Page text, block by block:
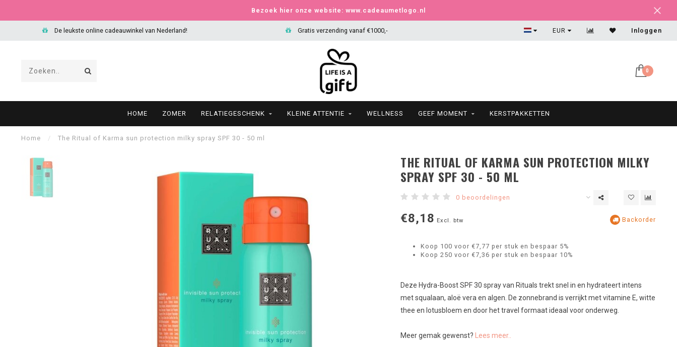
Bezoek hier onze website: www.cadeaumetlogo.nl
De leukste online cadeauwinkel van Nederland! Gratis verzending vanaf €1000,- Altijd een feestje om uit te pakken!
EUR Inloggen
0
HOME ZOMER RELATIEGESCHENK KLEINE ATTENTIE WELLNESS GEEF MOMENT KERSTPAKKETTEN
Home / The Ritual of Karma sun protection milky spray SPF 30 - 50 ml
THE RITUAL OF KARMA SUN PROTECTION MILKY
SPRAY SPF 30 - 50 ML
0 beoordelingen
€8,18 Excl. btw Backorder
Koop 100 voor €7,77 per stuk en bespaar 5%
Koop 250 voor €7,36 per stuk en bespaar 10%
Deze Hydra-Boost SPF 30 spray van Rituals trekt snel in en hydrateert intens
met squalaan, aloë vera en algen. De zonnebrand is verrijkt met vitamine E, witte
thee en lotusbloem en door het travel formaat ideaal voor onderweg.
Meer gemak gewenst? Lees meer..